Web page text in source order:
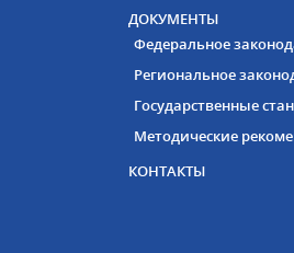
ДОКУМЕНТЫ
Федеральное
Региональное
Государственные
Методические
КОНТАКТЫ